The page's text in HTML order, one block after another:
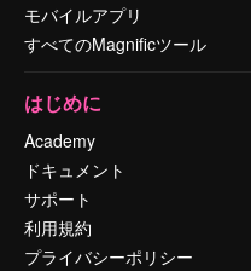
モバイルアプリ
すべてのMagnificツール
はじめに
Academy
ドキュメント
サポート
利用規約
プライバシーポリシー